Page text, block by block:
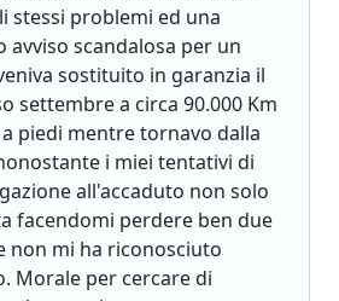
stessi problemi ed una
scandalosa per un
sostituito in garanzia il
settembre a circa 90.000 Km
piedi mentre tornavo dalla
i miei tentativi di
all'accaduto non solo
facendomi perdere ben due
non mi ha riconosciuto
Morale per cercare di